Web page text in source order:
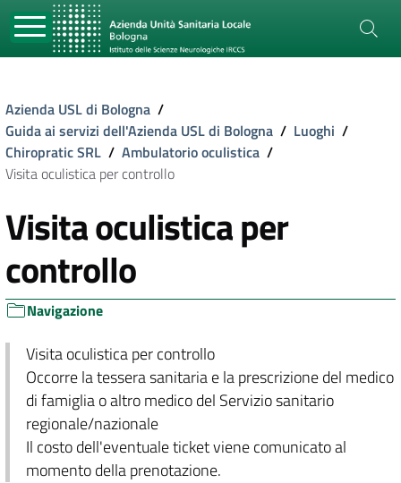
Azienda USL di Bologna /
Guida ai servizi dell'Azienda USL di Bologna / Luoghi /
Chiropratic SRL / Ambulatorio oculistica /
Visita oculistica per controllo
Visita oculistica per
controllo
Navigazione
Visita oculistica per controllo
Occorre la tessera sanitaria e la prescrizione del medico
di famiglia o altro medico del Servizio sanitario
regionale/nazionale
Il costo dell'eventuale ticket viene comunicato al
momento della prenotazione.